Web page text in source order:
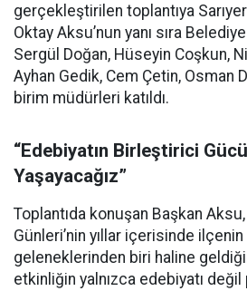
gerçekleştirilen toplantıya
Oktay Aksu’nun yanı sıra
Sergül Doğan, Hüseyin Coşkun,
Ayhan Gedik, Cem Çetin, Osman
birim müdürleri katıldı.
“Edebiyatın Birleştirici
Yaşayacağız”
Toplantıda konuşan Başkan
Günleri’nin yıllar içerisinde
geleneklerinden biri haline
etkinliğin yalnızca edebiyatı değil